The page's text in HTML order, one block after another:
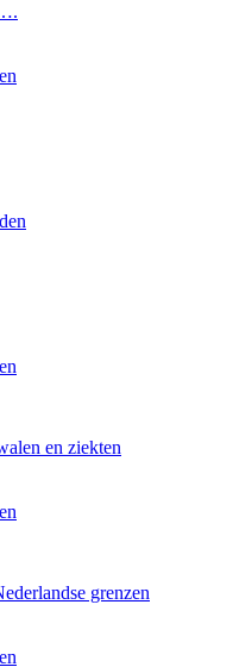
en ziekten
grenzen